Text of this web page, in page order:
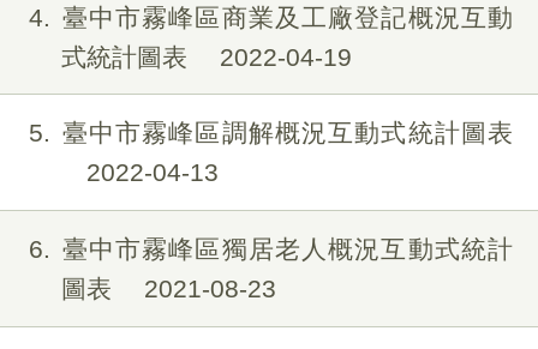
4
臺中市霧峰區商業及工廠登記概況互動
式統計圖表
2022-04-19
5
臺中市霧峰區調解概況互動式統計圖表
2022-04-13
6
臺中市霧峰區獨居老人概況互動式統計
圖表
2021-08-23